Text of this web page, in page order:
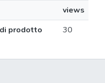
views
prodotto
30